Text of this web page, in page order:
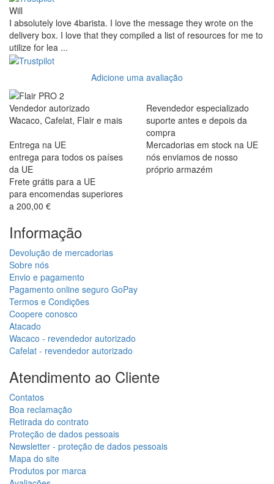
Will
I absolutely love 4barista. I love the message they wrote on the
delivery box. I love that they compiled a list of resources for me to
utilize for lea ...
Adicione uma avaliação
Vendedor autorizado
Wacaco, Cafelat, Flair e mais
Revendedor especializado
suporte antes e depois da
compra
Entrega na UE
entrega para todos os países
da UE
Mercadorias em stock na UE
nós enviamos de nosso
próprio armazém
Frete grátis para a UE
para encomendas superiores
a 200,00 €
Informação
Devolução de mercadorias
Sobre nós
Envio e pagamento
Pagamento online seguro GoPay
Termos e Condições
Coopere conosco
Atacado
Wacaco - revendedor autorizado
Cafelat - revendedor autorizado
Atendimento ao Cliente
Contatos
Boa reclamação
Retirada do contrato
Proteção de dados pessoais
Newsletter - proteção de dados pessoais
Mapa do site
Produtos por marca